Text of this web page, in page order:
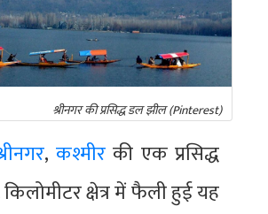
श्रीनगर की प्रसिद्ध डल झील (Pinterest)
,कश्मीर की एक प्रसिद्ध
क्षेत्र में फैली हुई यह